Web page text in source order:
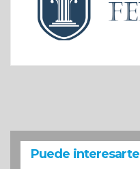
Puede interesarte